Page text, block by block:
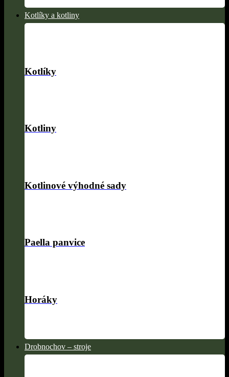
Kotlíky a kotliny
Kotlíky
Kotliny
Kotlinové výhodné sady
Paella panvice
Horáky
Drobnochov – stroje